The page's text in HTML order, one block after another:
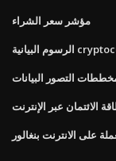
مؤشر سعر الشراء
التصور البيانات
الائتمان عبر الإنترنت
على الانترنت بنغالور